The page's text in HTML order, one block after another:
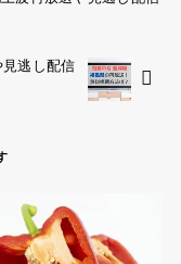
見逃し配信